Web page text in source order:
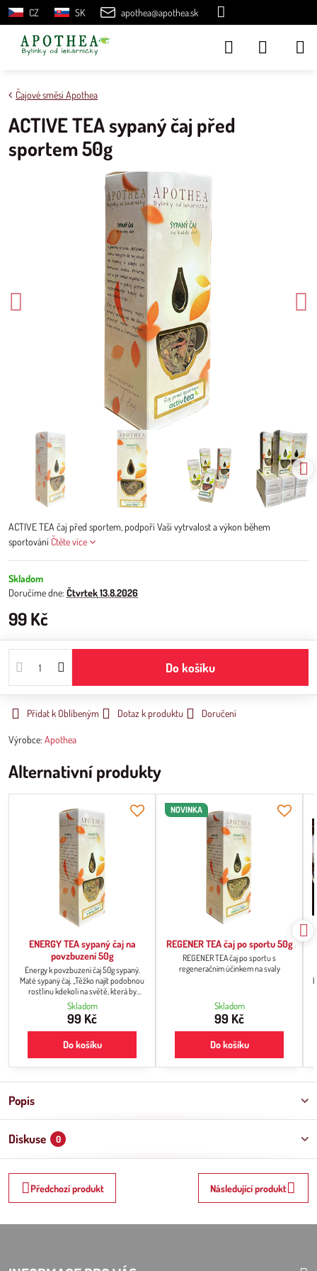
CZ SK apothea@apothea.sk
Čajové směsi Apothea
ACTIVE TEA sypaný čaj před
sportem 50g
ACTIVE TEA čaj před sportem, podpoří Vaši vytrvalost a výkon během
sportování Čtěte více
Skladom
Doručíme dne: Čtvrtek13.8.2026
99 Kč
Do košíku
Přidat k Oblíbeným Dotaz k produktu Doručení
Výrobce: Apothea
Popis
Diskuse 0
Předchozí produkt Následující produkt
Alternativní produkty
ENERGY TEA sypaný čaj na
povzbuzení 50g
Energy k povzbuzení čaj 50g sypaný.
Maté sypaný čaj. „Těžko najít podobnou
rostlinu kdekoli na světě, která by
dosahovala výživových hodnot jako
maté, která celkově obsahuje všechny
životu potřebné vitamíny - Yerba mate"
(Pasteur Institute, Paris, 1964). Zlepšuje
paměť, zvyšuje energii, osvěžuje mysl.
Skladom
99 Kč
Do košíku
NOVINKA
REGENER TEA čaj po sportu 50g
REGENER TEA čaj po sportu s
regeneračním účinkem na svaly
Skladom
99 Kč
Do košíku